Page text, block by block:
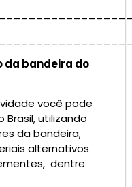
da bandeira do
você pode
utilizando
da bandeira,
alternativos
dentre